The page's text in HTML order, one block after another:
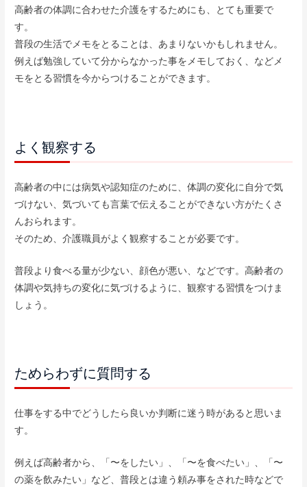
高齢者の体調に合わせた介護をするためにも、とても重要で
す。
普段の生活でメモをとることは、あまりないかもしれません。
例えば勉強していて分からなかった事をメモしておく、などメ
モをとる習慣を今からつけることができます。
よく観察する
高齢者の中には病気や認知症のために、体調の変化に自分で気
づけない、気づいても言葉で伝えることができない方がたくさ
んおられます。
そのため、介護職員がよく観察することが必要です。
普段より食べる量が少ない、顔色が悪い、などです。高齢者の
体調や気持ちの変化に気づけるように、観察する習慣をつけま
しょう。
ためらわずに質問する
仕事をする中でどうしたら良いか判断に迷う時があると思いま
す。
例えば高齢者から、「〜をしたい」、「〜を食べたい」、「〜
の薬を飲みたい」など、普段とは違う頼み事をされた時などで